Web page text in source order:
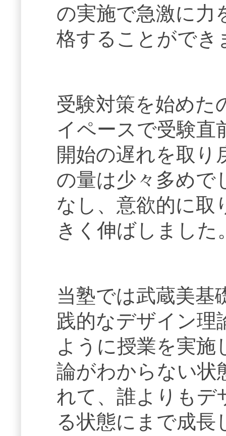
の実施で急激に力
格することができ
受験対策を始めた
イペースで受験直
開始の遅れを取り
の量は少々多めで
なし、意欲的に取
きく伸ばしました
当塾では武蔵美基
践的なデザイン理
ように授業を実施
論がわからない状
れて、誰よりもデ
る状態にまで成長